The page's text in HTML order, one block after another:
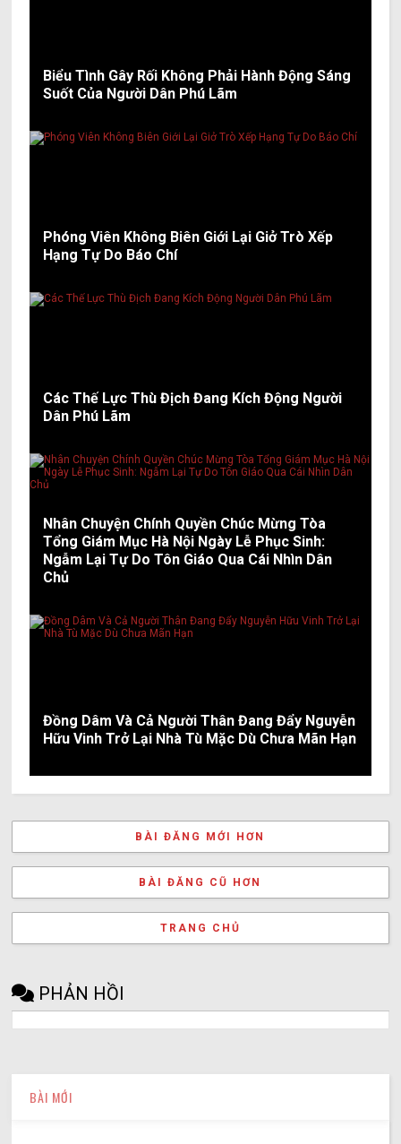
Biểu Tình Gây Rối Không Phải Hành Động Sáng
Suốt Của Người Dân Phú Lãm
Phóng Viên Không Biên Giới Lại Giở Trò Xếp
Hạng Tự Do Báo Chí
Các Thế Lực Thù Địch Đang Kích Động Người
Dân Phú Lãm
Nhân Chuyện Chính Quyền Chúc Mừng Tòa
Tổng Giám Mục Hà Nội Ngày Lễ Phục Sinh:
Ngẫm Lại Tự Do Tôn Giáo Qua Cái Nhìn Dân
Chủ
Đồng Dâm Và Cả Người Thân Đang Đẩy Nguyễn
Hữu Vinh Trở Lại Nhà Tù Mặc Dù Chưa Mãn Hạn
BÀI ĐĂNG MỚI HƠN
BÀI ĐĂNG CŨ HƠN
TRANG CHỦ
PHẢN HỒI
BÀI MỚI